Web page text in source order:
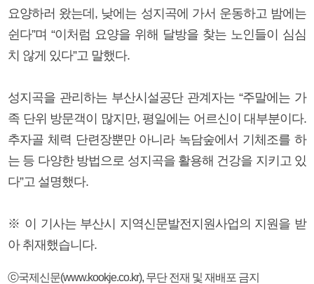
요양하러 왔는데, 낮에는 성지곡에 가서 운동하고 밤에는
쉰다”며 “이처럼 요양을 위해 달방을 찾는 노인들이 심심
치 않게 있다”고 말했다.
성지곡을 관리하는 부산시설공단 관계자는 “주말에는 가
족 단위 방문객이 많지만, 평일에는 어르신이 대부분이다.
추자골 체력 단련장뿐만 아니라 녹담숲에서 기체조를 하
는 등 다양한 방법으로 성지곡을 활용해 건강을 지키고 있
다”고 설명했다.
※ 이 기사는 부산시 지역신문발전지원사업의 지원을 받
아 취재했습니다.
ⓒ국제신문(www.kookje.co.kr), 무단 전재 및 재배포 금지